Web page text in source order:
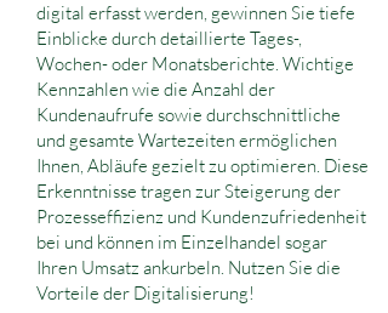
digital erfasst werden, gewinnen Sie tiefe
Einblicke durch detaillierte Tages-,
Wochen- oder Monatsberichte. Wichtige
Kennzahlen wie die Anzahl der
Kundenaufrufe sowie durchschnittliche
und gesamte Wartezeiten ermöglichen
Ihnen, Abläufe gezielt zu optimieren. Diese
Erkenntnisse tragen zur Steigerung der
Prozesseffizienz und Kundenzufriedenheit
bei und können im Einzelhandel sogar
Ihren Umsatz ankurbeln. Nutzen Sie die
Vorteile der Digitalisierung!